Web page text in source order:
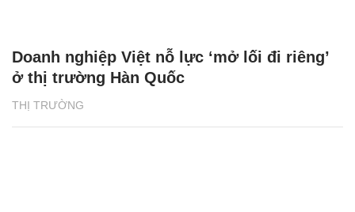
THỊ TRƯỜNG
Doanh nghiệp Việt nỗ lực ‘mở lối đi riêng’
ở thị trường Hàn Quốc